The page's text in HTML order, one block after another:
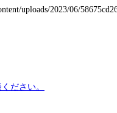
uploads/2023/06/
ださい。